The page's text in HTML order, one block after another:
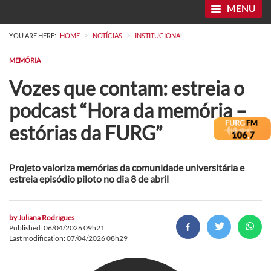
MENU
YOU ARE HERE: HOME > NOTÍCIAS > INSTITUCIONAL
MEMÓRIA
Vozes que contam: estreia o
podcast “Hora da memória –
estórias da FURG”
Projeto valoriza memórias da comunidade universitária e
estreia episódio piloto no dia 8 de abril
byJuliana Rodrigues
Published: 06/04/2026 09h21
Last modification: 07/04/2026 08h29